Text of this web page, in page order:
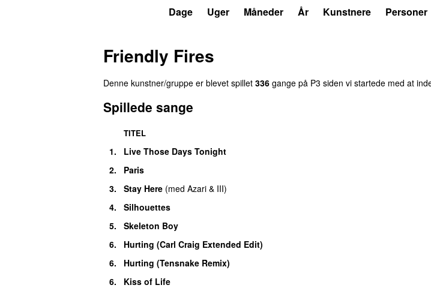
Dage Uger Måneder År Kunstnere Personer
Friendly Fires
Denne kunstner/gruppe er blevet spillet 336 gange på P3 siden vi startede med at
Spillede sange
TITEL
1. Live Those Days Tonight
2.
Paris
3.
Stay Here (med Azari & III)
4.
Silhouettes
5.
Skeleton Boy
6.
Hurting (Carl Craig Extended Edit)
6.
Hurting (Tensnake Remix)
6.
Kiss of Life